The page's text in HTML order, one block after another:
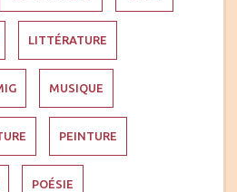
LITTÉRATURE
MUSIQUE
PEINTURE
POÉSIE